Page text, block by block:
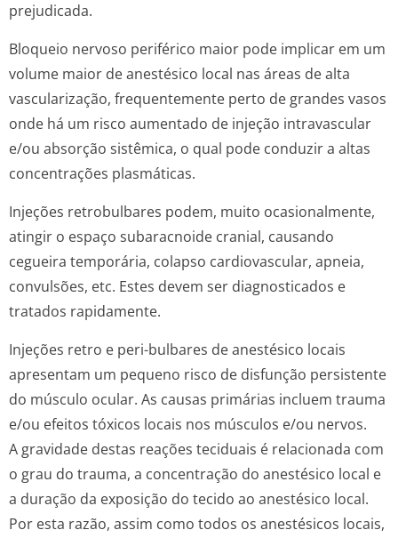
prejudicada.
Bloqueio nervoso periférico maior pode implicar em um
volume maior de anestésico local nas áreas de alta
vascularização, frequentemente perto de grandes vasos
onde há um risco aumentado de injeção intravascular
e/ou absorção sistêmica, o qual pode conduzir a altas
concentrações plasmáticas.
Injeções retrobulbares podem, muito ocasionalmente,
atingir o espaço subaracnoide cranial, causando
cegueira temporária, colapso cardiovascular, apneia,
convulsões, etc. Estes devem ser diagnosticados e
tratados rapidamente.
Injeções retro e peri-bulbares de anestésico locais
apresentam um pequeno risco de disfunção persistente
do músculo ocular. As causas primárias incluem trauma
e/ou efeitos tóxicos locais nos músculos e/ou nervos.
A gravidade destas reações teciduais é relacionada com
o grau do trauma, a concentração do anestésico local e
a duração da exposição do tecido ao anestésico local.
Por esta razão, assim como todos os anestésicos locais,